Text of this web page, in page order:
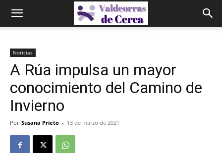
Noticias
A Rúa impulsa un mayor
conocimiento del Camino de
Invierno
Por Susana Prieto - 13 de marzo de 2021